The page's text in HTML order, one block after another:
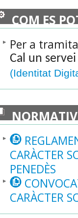
COM ES
Per a
Cal un
(Identitat
CARÀCTER
PENEDÈS
CARÀCTER